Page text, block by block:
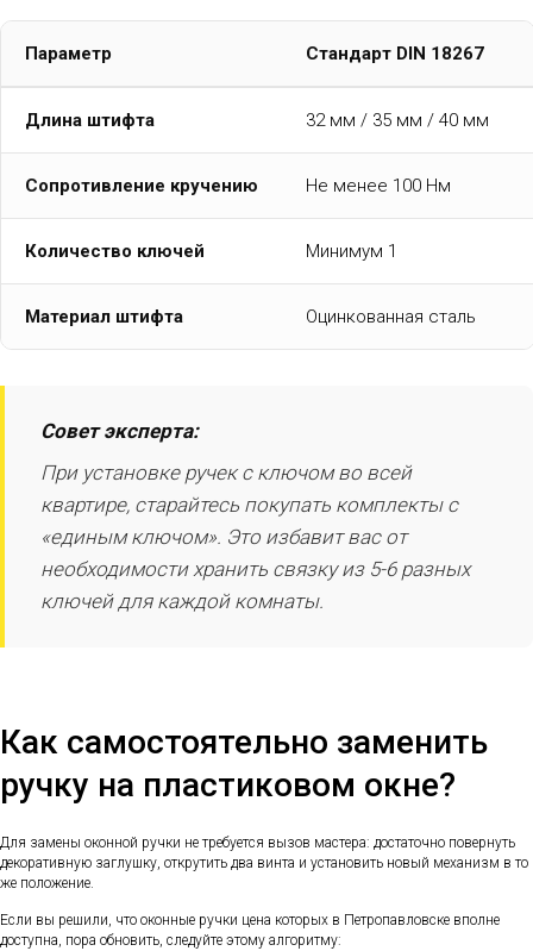
Параметр Стандарт DIN 18267
Длина штифта 32 мм / 35 мм / 40 мм
Сопротивление кручению Не менее 100 Нм
Количество ключей Минимум 1
Материал штифта Оцинкованная сталь
Совет эксперта:
При установке ручек с ключом во всей
квартире, старайтесь покупать комплекты с
«единым ключом». Это избавит вас от
необходимости хранить связку из 5-6 разных
ключей для каждой комнаты.
Как самостоятельно заменить
ручку на пластиковом окне?
Для замены оконной ручки не требуется вызов мастера: достаточно повернуть
декоративную заглушку, открутить два винта и установить новый механизм в то
же положение.
Если вы решили, что оконные ручки цена которых в Петропавловске вполне
доступна, пора обновить, следуйте этому алгоритму: